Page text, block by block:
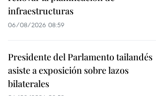
infraestructuras
06/08/2026 08:59
Presidente del Parlamento tailandés
asiste a exposición sobre lazos
bilaterales